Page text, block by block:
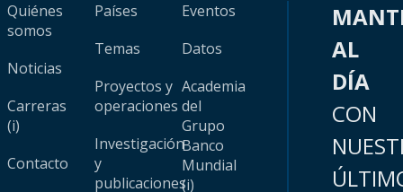
Quiénes
somos
Noticias
Carreras
(i)
Contacto
Países
Temas
Proyectos y
operaciones
Investigación
y
publicaciones
Eventos
Datos
Academia
del
Grupo
Banco
Mundial
(i)
AL
DÍA
CON